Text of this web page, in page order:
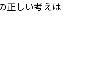
正しい考えは